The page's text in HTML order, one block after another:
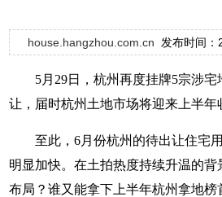
house.hangzhou.com.cn 发布时间
5月29日，杭州再度挂牌5宗涉宅
让，届时杭州土地市场将迎来上半年
至此，6月份杭州的待出让住宅
明显加快。在土拍热度持续升温的
布局？谁又能拿下上半年杭州拿地榜